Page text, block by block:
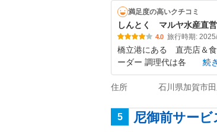
満足度の高いクチコミ
しんとく マルヤ水産直
4.0 旅行時期:
橋立港にある 直売店＆
ーダー 調理代は各
続
住所 石川県加賀市
5 尼御前サー